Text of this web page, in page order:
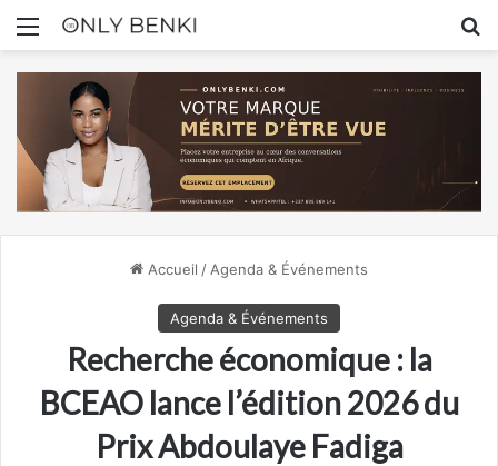
Menu
Accueil / Agenda & Événements
Agenda & Événements
Recherche économique : la
BCEAO lance l’édition 2026 du
Prix Abdoulaye Fadiga